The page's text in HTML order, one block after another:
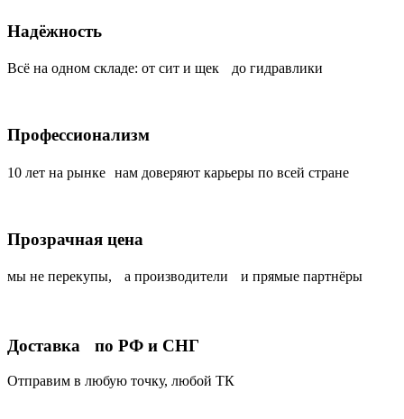
Надёжность
Всё на одном складе: от сит и щек до гидравлики
Профессионализм
10 лет на рынке нам доверяют карьеры по всей стране
Прозрачная цена
мы не перекупы, а производители и прямые партнёры
Доставка по РФ и СНГ
Отправим в любую точку, любой ТК